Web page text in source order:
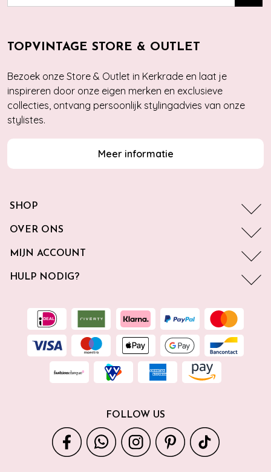
TOPVINTAGE STORE & OUTLET
Bezoek onze Store & Outlet in Kerkrade en laat je
inspireren door onze eigen merken en exclusieve
collecties, ontvang persoonlijk stylingadvies van onze
stylistes.
Meer informatie
SHOP
OVER ONS
MIJN ACCOUNT
HULP NODIG?
FOLLOW US